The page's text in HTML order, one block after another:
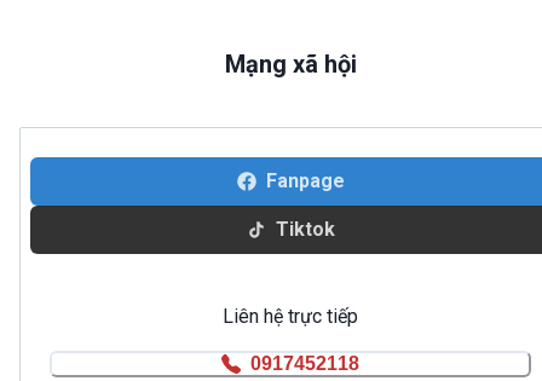
Mạng xã hội
Fanpage
Tiktok
Liên hệ trực tiếp
0917452118